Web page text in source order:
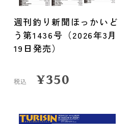
週刊釣り新聞ほっかいど
う第1436号（2026年3月
19日発売）
税込 ¥350